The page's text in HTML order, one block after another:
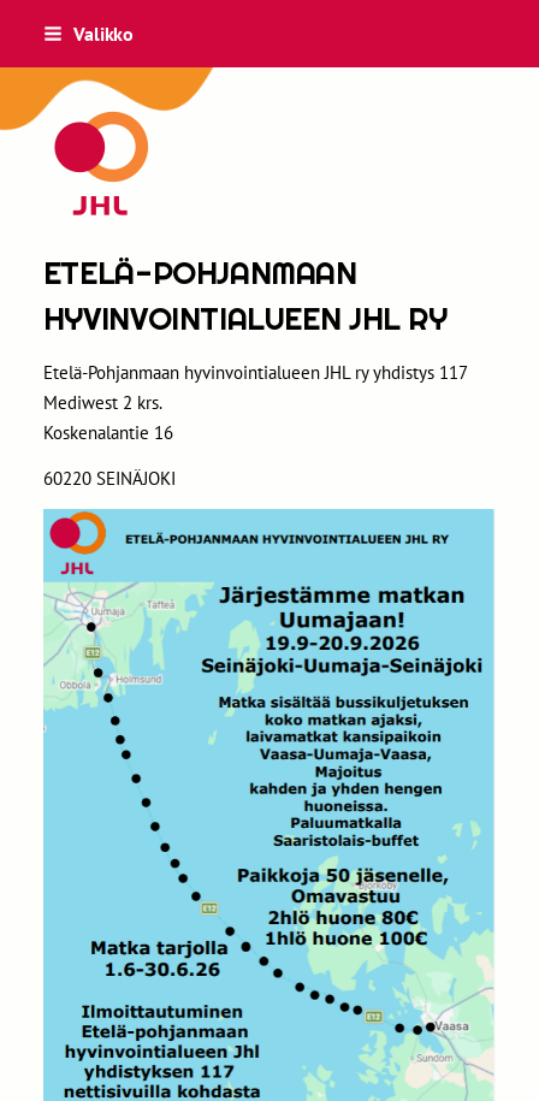
Siirry
sisältöön
Valikko
Sivuston etusivulle
ETELÄ-POHJANMAAN
HYVINVOINTIALUEEN JHL RY
Etelä-Pohjanmaan hyvinvointialueen JHL ry yhdistys 117
Mediwest 2 krs.
Koskenalantie 16
60220 SEINÄJOKI